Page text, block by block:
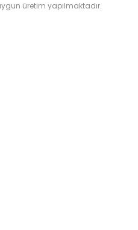
üretim yapılmaktadır.